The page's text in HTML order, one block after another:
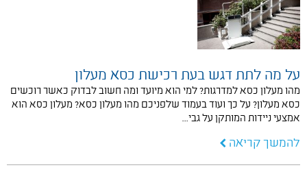
על מה לתת דגש בעת רכישת כסא מעלון
מהו מעלון כסא למדרגות? למי הוא מיועד ומה חשוב לבדוק כאשר רוכשים
כסא מעלון? על כך ועוד בעמוד שלפניכם מהו מעלון כסא? מעלון כסא הוא
אמצעי ניידות המותקן על גבי…
להמשך קריאה